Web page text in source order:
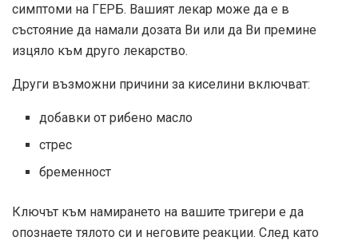
симптоми на ГЕРБ. Вашият лекар може да е в
състояние да намали дозата Ви или да Ви премине
изцяло към друго лекарство.
Други възможни причини за киселини включват:
добавки от рибено масло
стрес
бременност
Ключът към намирането на вашите тригери е да
опознаете тялото си и неговите реакции. След като